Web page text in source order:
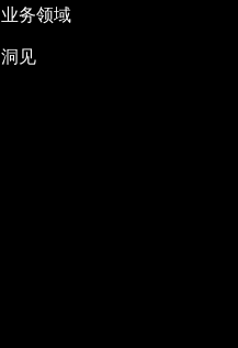
业务领域
洞见